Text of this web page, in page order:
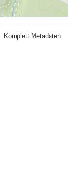
Komplett Metadaten